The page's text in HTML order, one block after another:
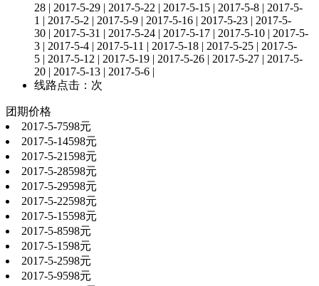
28 | 2017-5-29 | 2017-5-22 | 2017-5-15 | 2017-5-8 | 2017-5-
1 | 2017-5-2 | 2017-5-9 | 2017-5-16 | 2017-5-23 | 2017-5-
30 | 2017-5-31 | 2017-5-24 | 2017-5-17 | 2017-5-10 | 2017-5-
3 | 2017-5-4 | 2017-5-11 | 2017-5-18 | 2017-5-25 | 2017-5-
5 | 2017-5-12 | 2017-5-19 | 2017-5-26 | 2017-5-27 | 2017-5-
20 | 2017-5-13 | 2017-5-6 |
线路点击： 次
团期价格
2017-5-7598元
2017-5-14598元
2017-5-21 598元
2017-5-28598元
2017-5-29598元
2017-5-22598元
2017-5-15598元
2017-5-8598元
2017-5-1 598元
2017-5-2598元
2017-5-9598元